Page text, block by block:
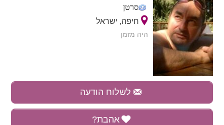
סרטן
חיפה, ישראל
היה מזמן
לשלוח הודעה
אהבת?